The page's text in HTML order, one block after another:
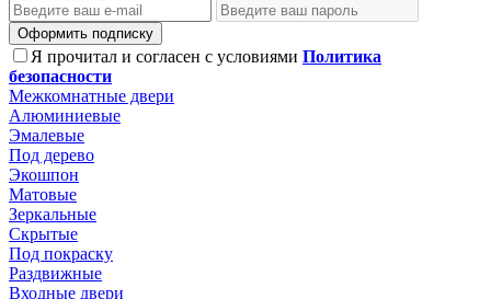
Оформить подписку
Я прочитал и согласен с условиями Политика
безопасности
Межкомнатные двери
Алюминиевые
Эмалевые
Под дерево
Экошпон
Матовые
Зеркальные
Скрытые
Под покраску
Раздвижные
Входные двери